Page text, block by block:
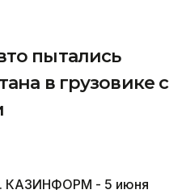
пытались
в грузовике с
- 5 июня